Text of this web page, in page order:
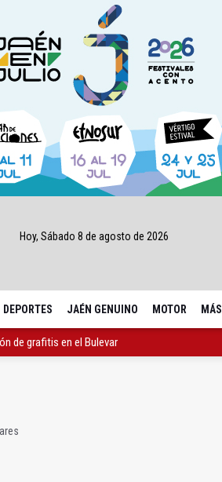
Hoy, Sábado 8 de agosto de 2026
DEPORTES JAÉN GENUINO MOTOR MÁS
de grafitis en el Bulevar